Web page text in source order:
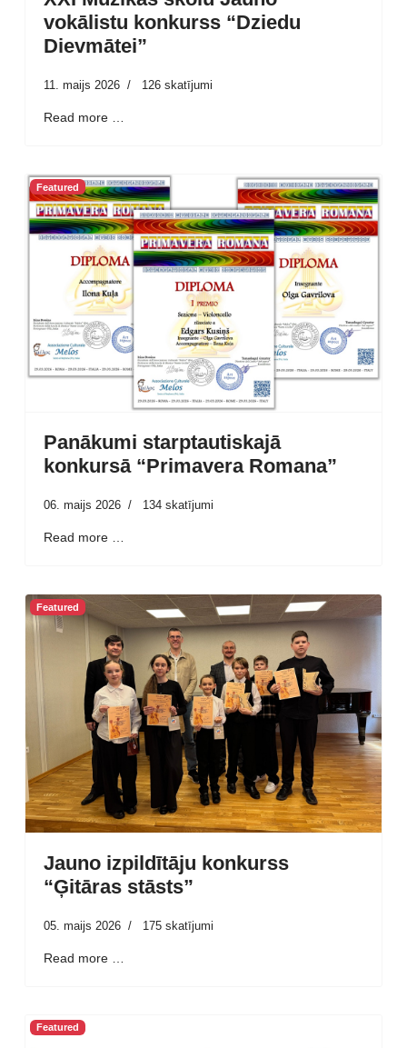
vokālistu konkurss “Dziedu
Dievmātei”
11. maijs 2026 126 skatījumi
Read more …
Featured
Panākumi starptautiskajā
konkursā “Primavera Romana”
06. maijs 2026 134 skatījumi
Read more …
Featured
Jauno izpildītāju konkurss
“Ģitāras stāsts”
05. maijs 2026 175 skatījumi
Read more …
Featured